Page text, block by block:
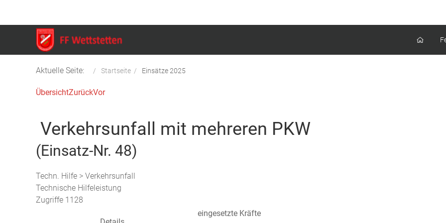
Aktuelle Seite: Startseite Einsätze 2025
ÜbersichtZurückVor
Verkehrsunfall mit mehreren PKW
(Einsatz-Nr. 48)
Techn. Hilfe > Verkehrsunfall
Technische Hilfeleistung
Zugriffe 1128
eingesetzte Kräfte